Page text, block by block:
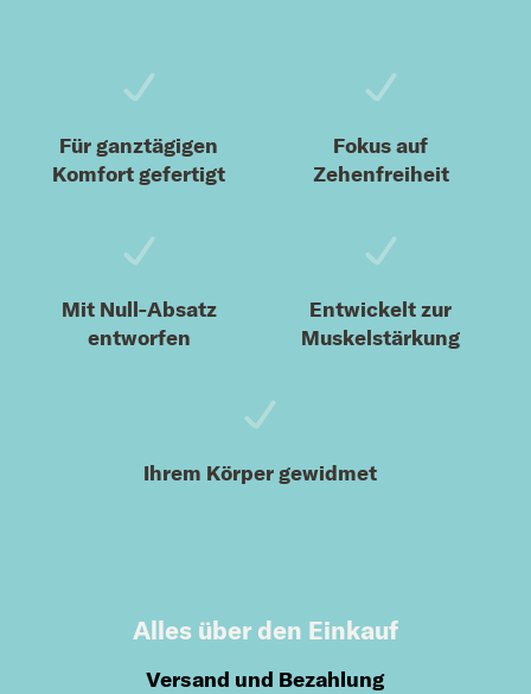
Für ganztägigen
Komfort gefertigt
Fokus auf
Zehenfreiheit
Mit Null-Absatz
entworfen
Entwickelt zur
Muskelstärkung
Ihrem Körper gewidmet
Alles über den Einkauf
Versand und Bezahlung